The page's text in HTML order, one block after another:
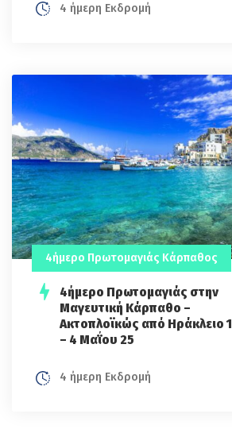
4 ήμερη Εκδρομή
4ήμερο Πρωτομαγιάς Κάρπαθος
4ήμερο Πρωτομαγιάς στην
Μαγευτική Κάρπαθο –
Ακτοπλοϊκώς από Ηράκλειο 1
– 4 Μαΐου 25
4 ήμερη Εκδρομή